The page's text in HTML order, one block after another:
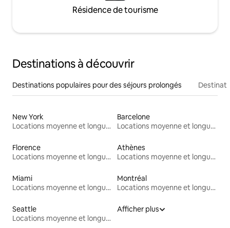
Résidence de tourisme
Destinations à découvrir
Destinations populaires pour des séjours prolongés
New York
Locations moyenne et longue durée
Barcelone
Locations moyenne et longue durée
Florence
Locations moyenne et longue durée
Athènes
Locations moyenne et longue durée
Miami
Locations moyenne et longue durée
Montréal
Locations moyenne et longue durée
Seattle
Locations moyenne et longue durée
Afficher plus